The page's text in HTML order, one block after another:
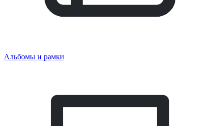
Альбомы и рамки